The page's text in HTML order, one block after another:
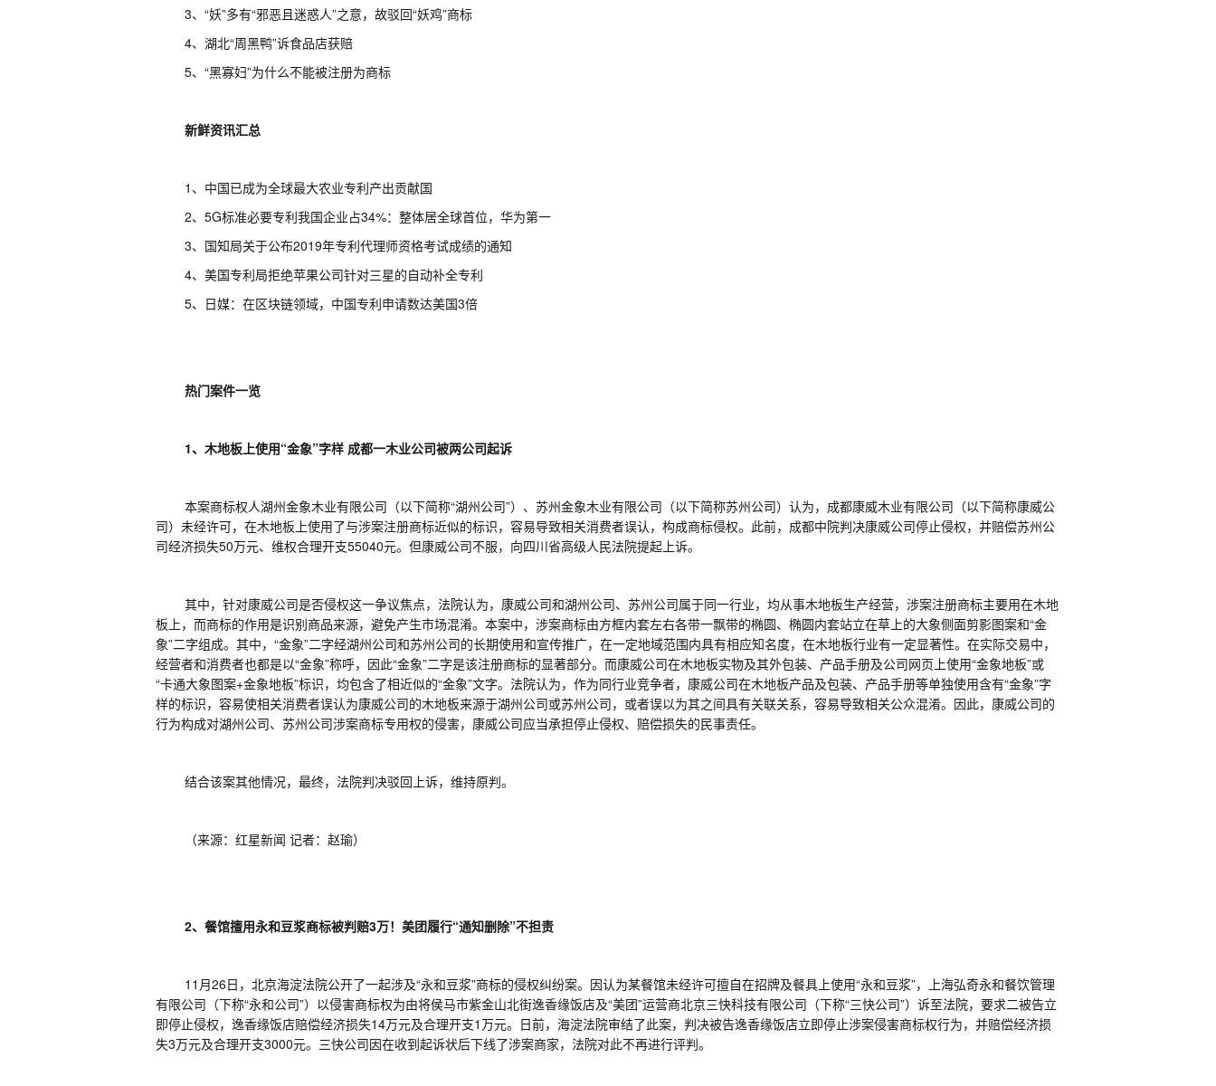
3、“妖”多有“邪恶且迷惑人”之意，故驳回“妖鸡”商标
4、湖北“周黑鸭”诉食品店获赔
5、“黑寡妇”为什么不能被注册为商标
新鲜资讯汇总
1 、中国已成为全球最大农业专利产出贡献国
2、 5G标准必要专利我国企业占34%：整体居全球首位，华为第一
3、国知局关于公布2019年专利代理师资格考试成绩的通知
4、美国专利局拒绝苹果公司针对三星的自动补全专利
5、日媒：在区块链领域，中国专利申请数达美国3倍
热门案件一览
1、木地板上使用“金象”字样 成都一木业公司被两公司起诉
本案商标权人湖州金象木业有限公司（以下简称“湖州公司”）、苏州金象木业有限公司（以下简称苏州公司）认为，成都康威木业有限公司（以下简称康威公
司）未经许可，在木地板上使用了与涉案注册商标近似的标识，容易导致相关消费者误认，构成商标侵权。此前，成都中院判决康威公司停止侵权，并赔偿苏州公
司经济损失50万元、维权合理开支55040元。但康威公司不服，向四川省高级人民法院提起上诉。
其中，针对康威公司是否侵权这一争议焦点，法院认为，康威公司和湖州公司、苏州公司属于同一行业，均从事木地板生产经营，涉案注册商标主要用在木地
板上，而商标的作用是识别商品来源，避免产生市场混淆。本案中，涉案商标由方框内套左右各带一飘带的椭圆、椭圆内套站立在草上的大象侧面剪影图案和“金
象”二字组成。其中，“金象”二字经湖州公司和苏州公司的长期使用和宣传推广，在一定地域范围内具有相应知名度，在木地板行业有一定显著性。在实际交易中，
经营者和消费者也都是以“金象”称呼，因此“金象”二字是该注册商标的显著部分。而康威公司在木地板实物及其外包装、产品手册及公司网页上使用“金象地板”或
“卡通大象图案+金象地板”标识，均包含了相近似的“金象”文字。法院认为，作为同行业竞争者，康威公司在木地板产品及包装、产品手册等单独使用含有“金象”字
样的标识，容易使相关消费者误认为康威公司的木地板来源于湖州公司或苏州公司，或者误以为其之间具有关联关系，容易导致相关公众混淆。因此，康威公司的
行为构成对湖州公司、苏州公司涉案商标专用权的侵害，康威公司应当承担停止侵权、赔偿损失的民事责任。
结合该案其他情况，最终，法院判决驳回上诉，维持原判。
（来源：红星新闻 记者：赵瑜）
2、餐馆擅用永和豆浆商标被判赔3万！美团履行“通知删除”不担责
11 月26日，北京海淀法院公开了一起涉及“永和豆浆”商标的侵权纠纷案。因认为某餐馆未经许可擅自在招牌及餐具上使用“永和豆浆”，上海弘奇永和餐饮管理
有限公司（下称“永和公司”）以侵害商标权为由将侯马市紫金山北街逸香缘饭店及“美团”运营商北京三快科技有限公司（下称“三快公司”）诉至法院，要求二被告立
即停止侵权，逸香缘饭店赔偿经济损失14万元及合理开支1万元。日前，海淀法院审结了此案，判决被告逸香缘饭店立即停止涉案侵害商标权行为，并赔偿经济损
失3万元及合理开支3000元。三快公司因在收到起诉状后下线了涉案商家，法院对此不再进行评判。